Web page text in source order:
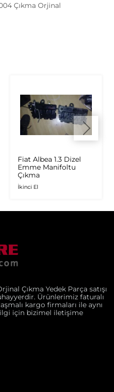
Çıkma Orjinal
Fiat Albea 1.3 Dizel
Emme Manifoltu
Çıkma
İkinci El
Çıkma Yedek Parça satışı
Ürünlerimiz faturalı
kargo firmaları ile aynı
için bizimel iletişime